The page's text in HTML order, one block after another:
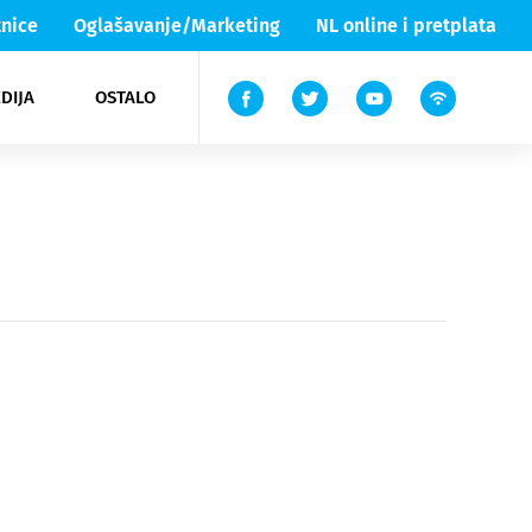
Oglašavanje/Marketing NL online i pretplata
OSTALO
Lika & Senj
TV